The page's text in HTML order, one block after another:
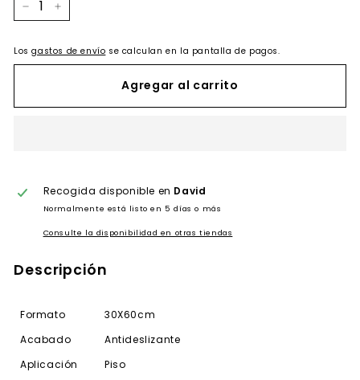
Losgastos de envío se calculan en la pantalla de pagos.
Agregar al carrito
Recogida disponible en David
Normalmente está listo en 5 días o más
Consulte la disponibilidad en otras tiendas
Descripción
Formato
30X60cm
Acabado
Antideslizante
Aplicación
Piso